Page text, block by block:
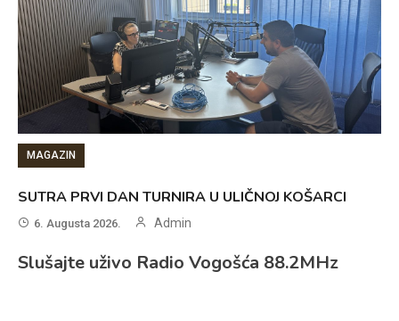
MAGAZIN
SUTRA PRVI DAN TURNIRA U ULIČNOJ KOŠARCI
6. Augusta 2026. Admin
Slušajte uživo Radio Vogošća 88.2MHz